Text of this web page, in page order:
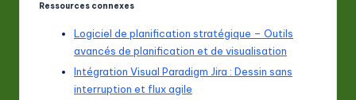
Ressources connexes
Logiciel de planification stratégique – Outils
avancés de planification et de visualisation
Intégration Visual Paradigm Jira : Dessin sans
interruption et flux agile